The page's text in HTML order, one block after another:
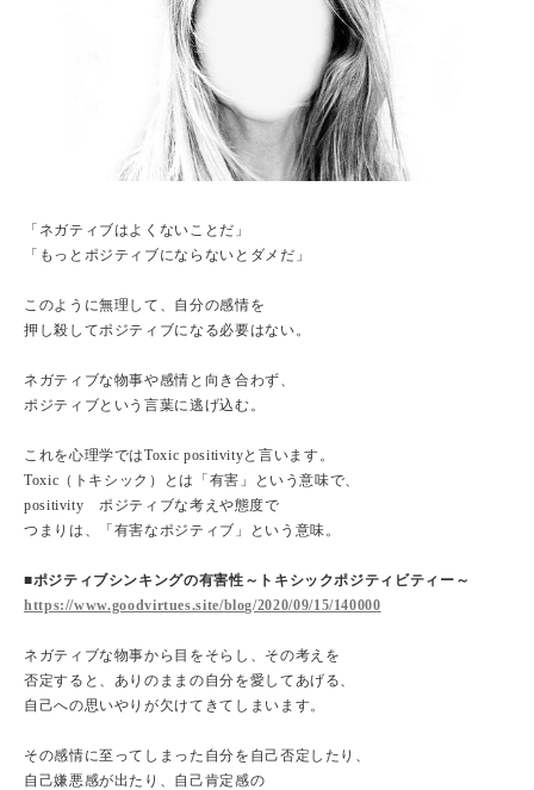
「ネガティブはよくないことだ」
「もっとポジティブにならないとダメだ」
このように無理して、自分の感情を
押し殺してポジティブになる必要はない。
ネガティブな物事や感情と向き合わず、
ポジティブという言葉に逃げ込む。
これを心理学ではToxic positivityと言います。
Toxic（トキシック）とは「有害」という意味で、
positivity ポジティブな考えや態度で
つまりは、「有害なポジティブ」という意味。
■ポジティブシンキングの有害性～トキシックポジティビティー～
https://www.goodvirtues.site/blog/2020/09/15/140000
ネガティブな物事から目をそらし、その考えを
否定すると、ありのままの自分を愛してあげる、
自己への思いやりが欠けてきてしまいます。
その感情に至ってしまった自分を自己否定したり、
自己嫌悪感が出たり、自己肯定感の